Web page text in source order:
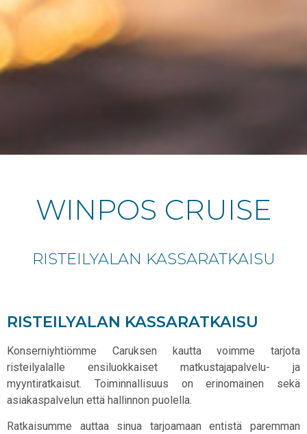
WINPOS CRUISE
RISTEILYALAN KASSARATKAISU
RISTEILYALAN KASSARATKAISU
Konserniyhtiömme Caruksen kautta voimme tarjota
risteilyalalle ensiluokkaiset matkustajapalvelu- ja
myyntiratkaisut. Toiminnallisuus on erinomainen sekä
asiakaspalvelun että hallinnon puolella.
Ratkaisumme auttaa sinua tarjoamaan entistä paremman